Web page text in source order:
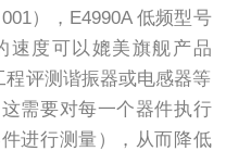
）， E4990A 低频型号
速度可以媲美旗舰产品
程评测谐振器或电感器等
需要对每一个器件执行
进行测量），从而降低